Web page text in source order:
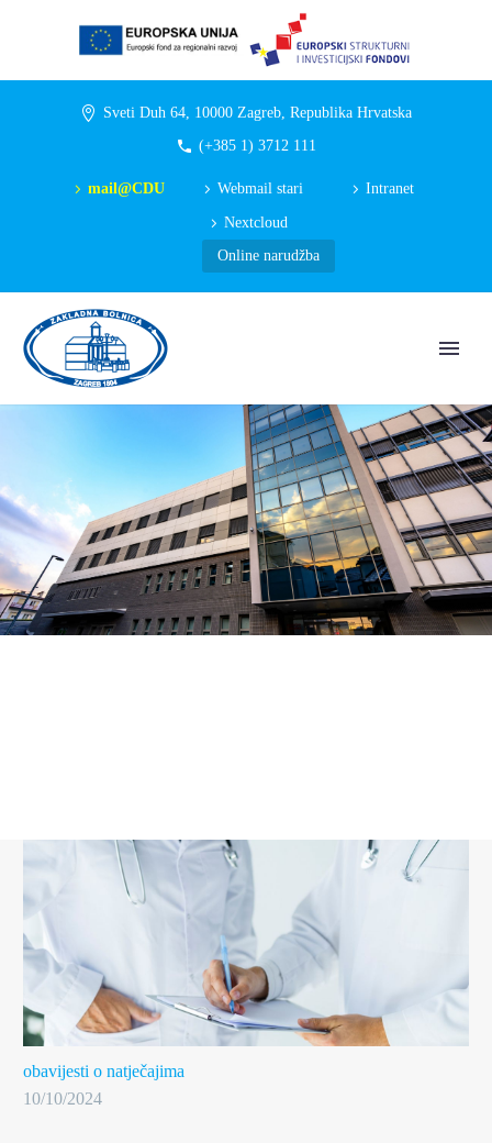
Sveti Duh 64, 10000 Zagreb, Republika Hrvatska
(+385 1) 3712 111
mail@CDU Webmail stari Intranet
Nextcloud
Online narudžba
obavijesti o natječajima
10/10/2024